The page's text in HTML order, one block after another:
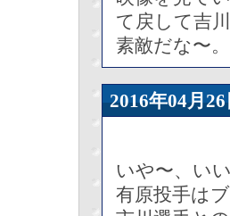
て戻して吉
素敵だな〜。
2016年04
いや〜、い
有原投手は